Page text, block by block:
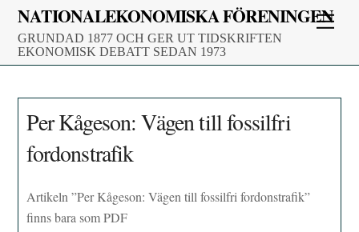
Skip
content
NATIONALEKONOMISKA FÖRENINGEN
GRUNDAD 1877 OCH GER UT TIDSKRIFTEN
EKONOMISK DEBATT SEDAN 1973
Per Kågeson: Vägen till fossilfri
fordonstrafik
Artikeln ”Per Kågeson: Vägen till fossilfri fordonstrafik”
finns bara som PDF